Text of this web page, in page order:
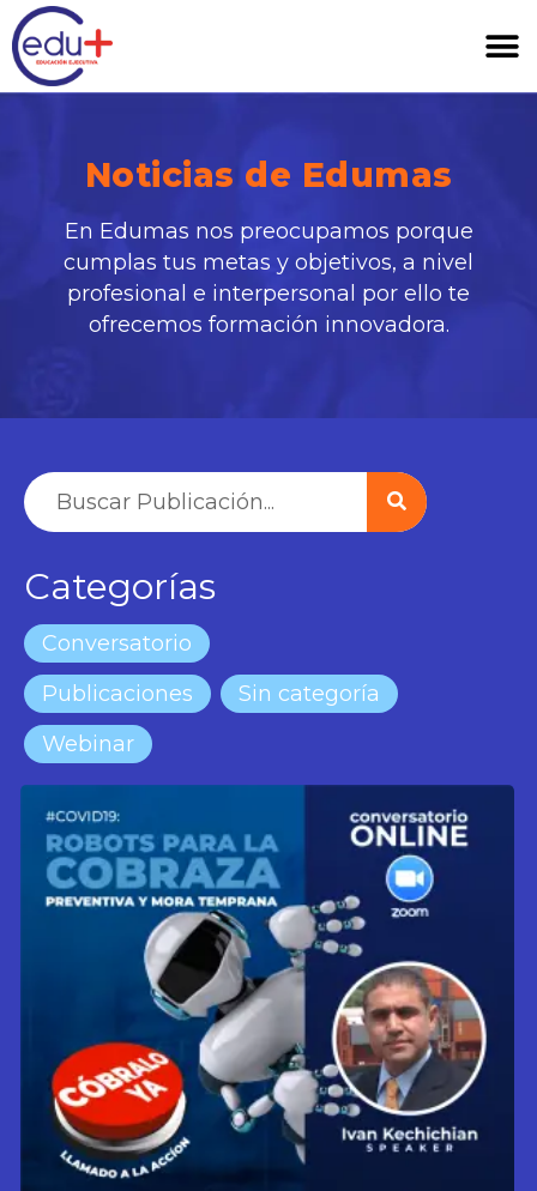
Noticias de Edumas
En Edumas nos preocupamos porque
cumplas tus metas y objetivos, a nivel
profesional e interpersonal por ello te
ofrecemos formación innovadora.
Categorías
Conversatorio
Publicaciones
Sin categoría
Webinar